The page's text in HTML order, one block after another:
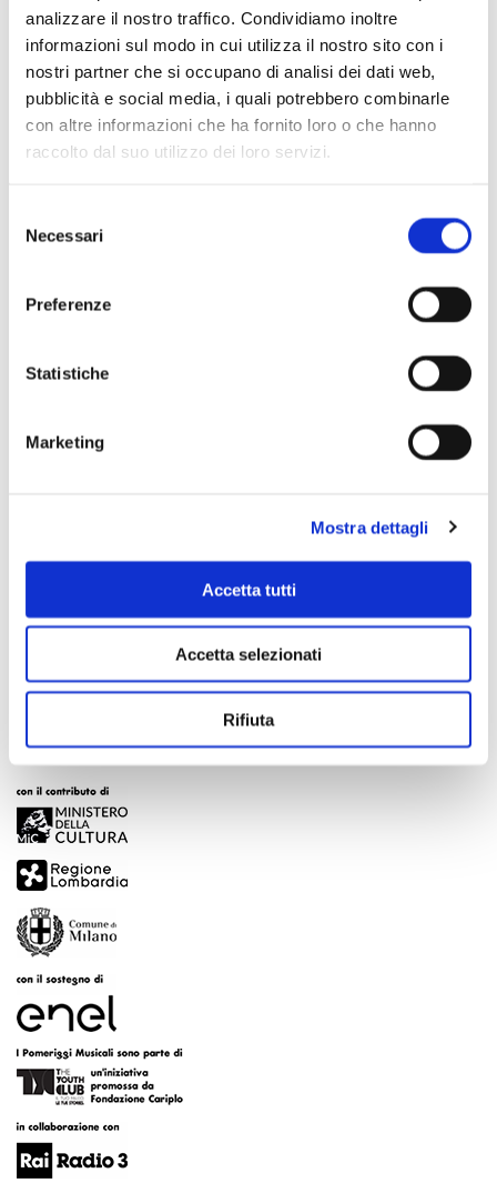
analizzare il nostro traffico. Condividiamo inoltre
informazioni sul modo in cui utilizza il nostro sito con i
nostri partner che si occupano di analisi dei dati web,
pubblicità e social media, i quali potrebbero combinarle
con altre informazioni che ha fornito loro o che hanno
raccolto dal suo utilizzo dei loro servizi.
delNecessari
Preferenze
Statistiche
Marketing
Mostra dettagli
Accetta tutti
Accetta selezionati
Rifiuta
Scopri di più
Scopri di più